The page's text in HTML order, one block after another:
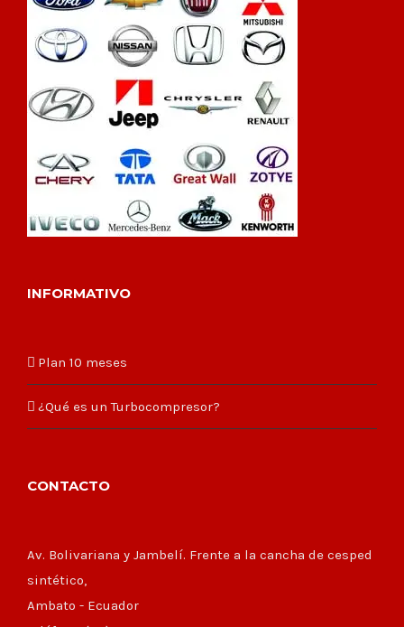
INFORMATIVO
Plan 10 meses
¿Qué es un Turbocompresor?
CONTACTO
Av. Bolivariana y Jambelí. Frente a la cancha de cesped
sintético,
Ambato - Ecuador